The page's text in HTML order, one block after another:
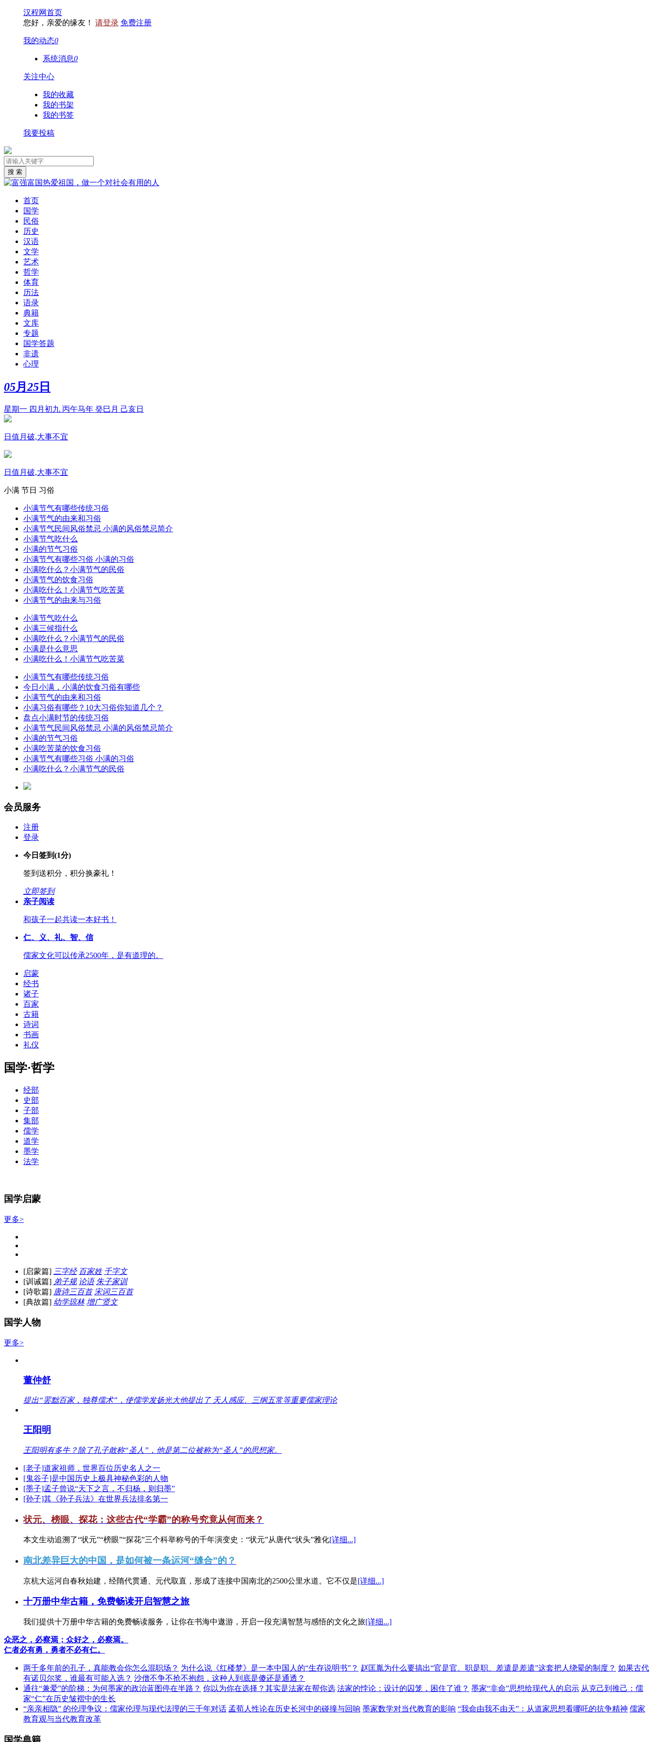
汉程网首页
您好，亲爱的缘友！ 请登录 免费注册
我的动态0
系统消息0
关注中心
我的收藏
我的书架
我的书签
我要投稿
首页
国学
民俗
历史
汉语
文学
艺术
哲学
体育
历法
语录
典籍
文库
专题
国学答题
非遗
心理
05月 25 日
星期一 四月初九 丙午马年 癸巳月 己亥日
日值月破,大事不宜
日值月破,大事不宜
小满 节日 习俗
小满节气有哪些传统习俗
小满节气的由来和习俗
小满节气民间风俗禁忌 小满的风俗禁忌简介
小满节气吃什么
小满的节气习俗
小满节气有哪些习俗 小满的习俗
小满吃什么？小满节气的民俗
小满节气的饮食习俗
小满吃什么！小满节气吃苦菜
小满节气的由来与习俗
小满节气吃什么
小满三候指什么
小满吃什么？小满节气的民俗
小满是什么意思
小满吃什么！小满节气吃苦菜
小满节气有哪些传统习俗
今日小满，小满的饮食习俗有哪些
小满节气的由来和习俗
小满习俗有哪些？10大习俗你知道几个？
盘点小满时节的传统习俗
小满节气民间风俗禁忌 小满的风俗禁忌简介
小满的节气习俗
小满吃苦菜的饮食习俗
小满节气有哪些习俗 小满的习俗
小满吃什么？小满节气的民俗
会员服务
注册
登录
今日签到(1分)
签到送积分，积分换豪礼！
立即签到
亲子阅读
和孩子一起共读一本好书！
仁、义、礼、智、信
儒家文化可以传承2500年，是有道理的。
启蒙
经书
诸子
百家
古籍
诗词
书画
礼仪
国学·哲学
经部
史部
子部
集部
儒学
道学
墨学
法学
国学启蒙
更多>
[启蒙篇] 三字经 百家姓 千字文
[训诫篇] 弟子规 论语 朱子家训
[诗歌篇] 唐诗三百首 宋词三百首
[典故篇] 幼学琼林 增广贤文
国学人物
更多>
董仲舒
提出“罢黜百家，独尊儒术”，使儒学发扬光大他提出了 天人感应、三纲五常等重要儒家理论
王阳明
王阳明有多牛？除了孔子敢称“圣人”，他是第二位被称为“圣人”的思想家。
[老子]道家祖师，世界百位历史名人之一
[鬼谷子]是中国历史上极具神秘色彩的人物
[墨子]孟子曾说“天下之言，不归杨，则归墨”
[孙子]其《孙子兵法》在世界兵法排名第一
状元、榜眼、探花：这些古代“学霸”的称号究竟从何而来？
本文生动追溯了“状元”“榜眼”“探花”三个科举称号的千年演变史：“状元”从唐代“状头”雅化[详细...]
南北差异巨大的中国，是如何被一条运河“缝合”的？
京杭大运河自春秋始建，经隋代贯通、元代取直，形成了连接中国南北的2500公里水道。它不仅是[详细...]
十万册中华古籍，免费畅读开启智慧之旅
我们提供十万册中华古籍的免费畅读服务，让你在书海中遨游，开启一段充满智慧与感悟的文化之旅[详细...]
众恶之，必察焉；众好之，必察焉。
仁者必有勇，勇者不必有仁。
两千多年前的孔子，真能教会你怎么混职场？ 为什么说《红楼梦》是一本中国人的“生存说明书”？ 赵匡胤为什么要搞出“官是官、职是职、差遣是差遣”这套把人绕晕的制度？ 如果古代
有诺贝尔奖，谁最有可能入选？ 沙僧不争不抢不抱怨，这种人到底是傻还是通透？
通往“兼爱”的阶梯：为何墨家的政治蓝图停在半路？ 你以为你在选择？其实是法家在帮你选 法家的悖论：设计的囚笼，困住了谁？ 墨家“非命”思想给现代人的启示 从克己到推己：儒
家“仁”在历史皱褶中的生长
“亲亲相隐” 的伦理争议：儒家伦理与现代法理的三千年对话 孟荀人性论在历史长河中的碰撞与回响 墨家数学对当代教育的影响 “我命由我不由天”：从道家思想看哪吒的抗争精神 儒家
教育观与当代教育改革
国学典籍